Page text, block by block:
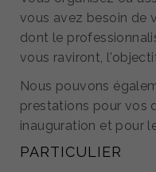
vous avez besoin de
dont le
vous raviront,
Nous pouvons
prestations pour vos
inauguration et pour
PARTICULIER